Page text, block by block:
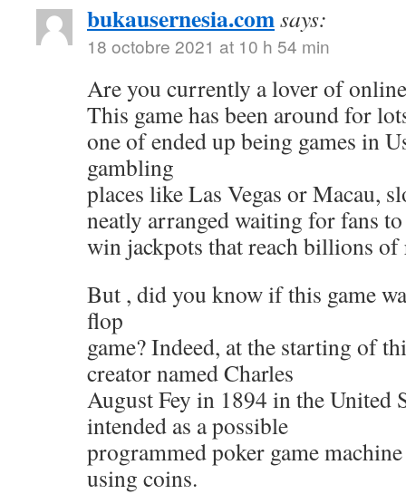
bukausernesia.comsays:
18 octobre 2021 at 10 h 54 min
Are you currently a lover of
This game has been around for
one of ended up being games in
gambling
places like Las Vegas or Macau,
neatly arranged waiting for fans
win jackpots that reach billions of
But , did you know if this game
flop
game? Indeed, at the starting of
creator named Charles
August Fey in 1894 in the United
intended as a possible
programmed poker game
using coins.